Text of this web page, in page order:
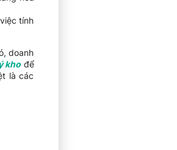
tính
doanh
khođể
là các